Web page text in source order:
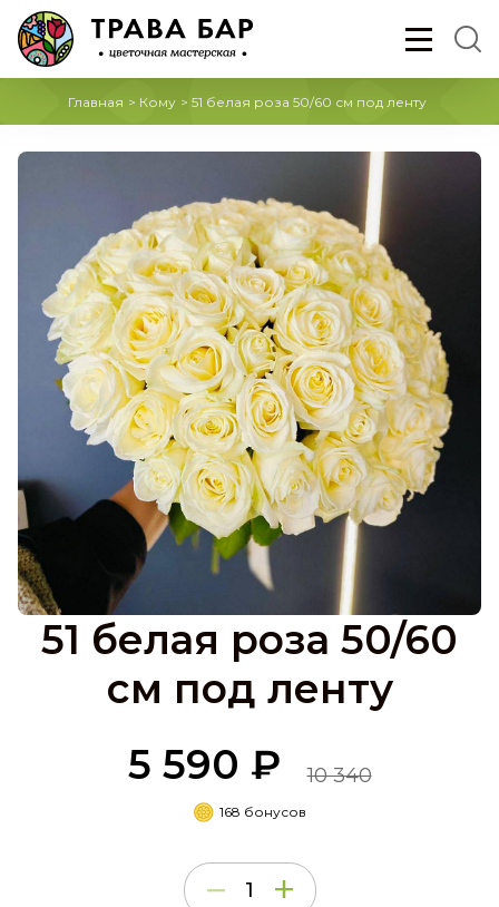
Главная > Кому > 51 белая роза 50/60 см под ленту
51 белая роза 50/60
см под ленту
5 590 ₽
10 340
168 бонусов